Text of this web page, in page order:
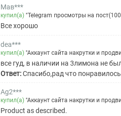
Мав***
купил(а)"Telegram просмотры на
Все хорошо
dea***
купил(а)"Аккаунт сайта накрутки и
все гуд, в наличии на 3лимона не
Ответ:Спасибо,рад что
Ag2***
купил(а)"Аккаунт сайта накрутки и
Product as described.